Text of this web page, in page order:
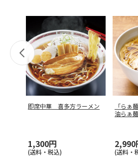
即席中華 喜多方ラーメン
1,300円
(送料・税込)
「ら
油らぁ
2,990
(送料・